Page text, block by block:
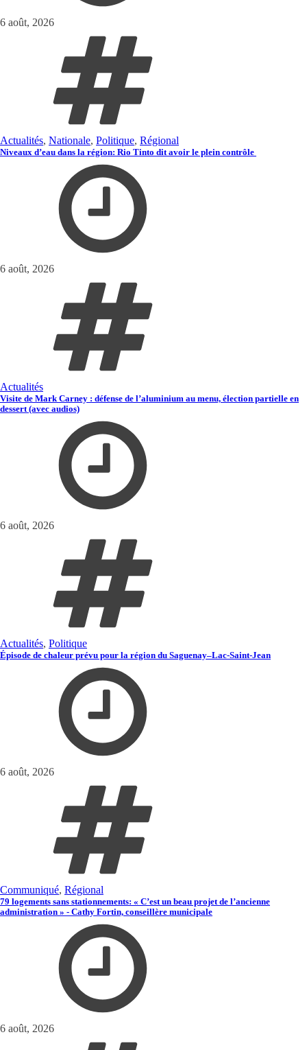
6 août, 2026
Actualités, Nationale, Politique, Régional
Niveaux d’eau dans la région: Rio Tinto dit avoir le plein contrôle
6 août, 2026
Actualités
Visite de Mark Carney : défense de l’aluminium au menu, élection partielle en
dessert (avec audios)
6 août, 2026
Actualités, Politique
Épisode de chaleur prévu pour la région du Saguenay–Lac-Saint-Jean
6 août, 2026
Communiqué, Régional
79 logements sans stationnements: « C’est un beau projet de l’ancienne
administration » - Cathy Fortin, conseillère municipale
6 août, 2026